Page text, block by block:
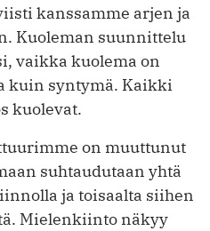
kanssamme arjen ja
Kuoleman suunnittelu
vaikka kuolema on
kuin syntymä. Kaikki
kuolevat.
on muuttunut
suhtaudutaan yhtä
ja toisaalta siihen
Mielenkiinto näkyy